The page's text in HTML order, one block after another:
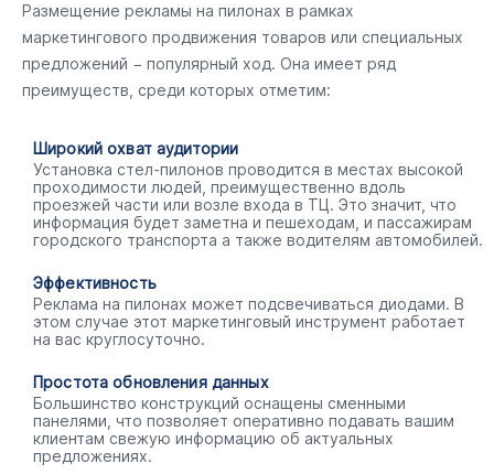
Размещение рекламы на пилонах в рамках
маркетингового продвижения товаров или специальных
предложений − популярный ход. Она имеет ряд
преимуществ, среди которых отметим:
Широкий охват аудитории
Установка стел-пилонов проводится в местах высокой
проходимости людей, преимущественно вдоль
проезжей части или возле входа в ТЦ. Это значит, что
информация будет заметна и пешеходам, и пассажирам
городского транспорта а также водителям автомобилей.
Эффективность
Реклама на пилонах может подсвечиваться диодами. В
этом случае этот маркетинговый инструмент работает
на вас круглосуточно.
Простота обновления данных
Большинство конструкций оснащены сменными
панелями, что позволяет оперативно подавать вашим
клиентам свежую информацию об актуальных
предложениях.